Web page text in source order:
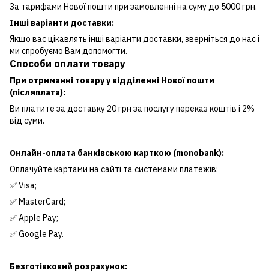
За тарифами Нової пошти при замовленні на суму до 5000 грн.
Інші варіанти доставки:
Якщо вас цікавлять інші варіанти доставки, зверніться до нас і
ми спробуємо Вам допомогти.
Способи оплати товару
При отриманні товару у відділенні Нової пошти
(післяплата):
Ви платите за доставку 20 грн за послугу переказ коштів і 2%
від суми.
Онлайн-оплата банківською карткою (monobank):
Оплачуйте картами на сайті та системами платежів:
✅ Visa;
✅ MasterCard;
✅ Apple Pay;
✅ Google Pay.
Безготівковий розрахунок: